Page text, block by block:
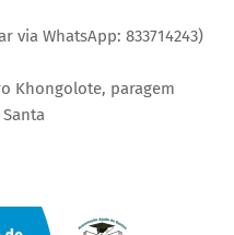
via WhatsApp: 833714243)
Khongolote, paragem